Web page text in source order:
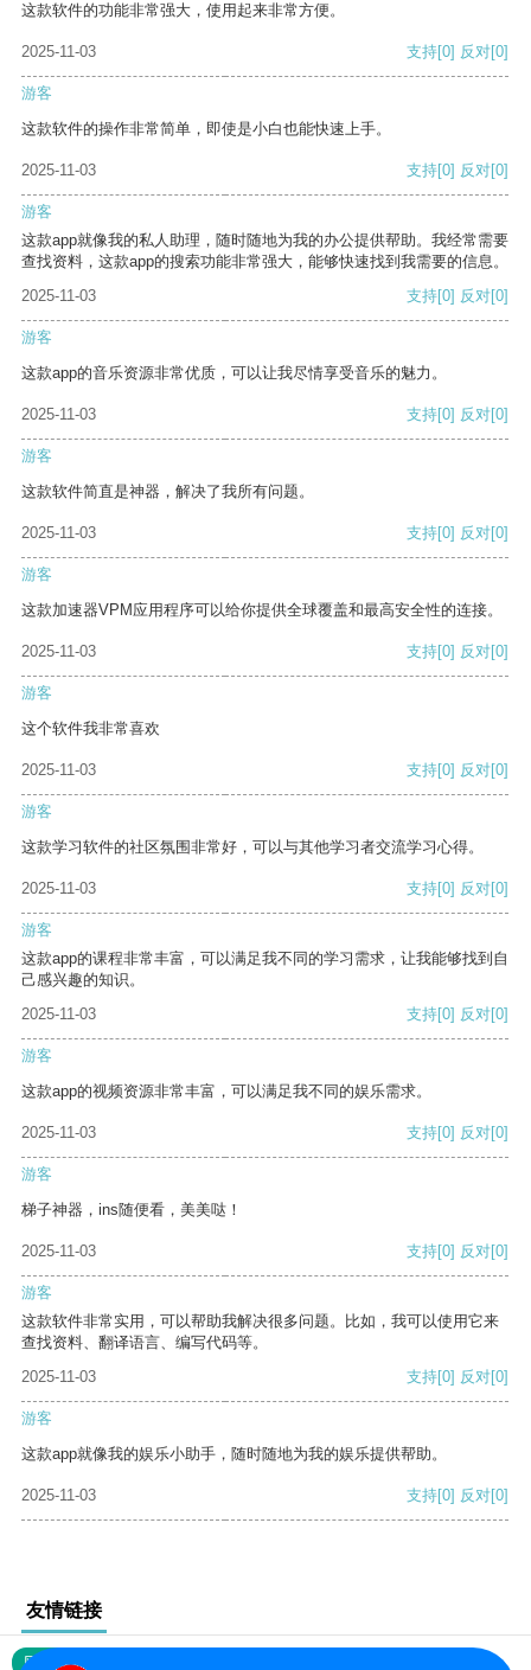
这款软件的功能非常强大，使用起来非常方便。
2025-11-03 支持[0] 反对[0]
游客
这款软件的操作非常简单，即使是小白也能快速上手。
2025-11-03 支持[0] 反对[0]
游客
这款app就像我的私人助理，随时随地为我的办公提供帮助。我经常需要
查找资料，这款app的搜索功能非常强大，能够快速找到我需要的信息。
2025-11-03
支持[0] 反对[0]
游客
这款app的音乐资源非常优质，可以让我尽情享受音乐的魅力。
2025-11-03 支持[0] 反对[0]
游客
这款软件简直是神器，解决了我所有问题。
2025-11-03 支持[0] 反对[0]
游客
这款加速器VPM应用程序可以给你提供全球覆盖和最高安全性的连接。
2025-11-03 支持[0] 反对[0]
游客
这个软件我非常喜欢
2025-11-03 支持[0] 反对[0]
游客
这款学习软件的社区氛围非常好，可以与其他学习者交流学习心得。
2025-11-03 支持[0] 反对[0]
游客
这款app的课程非常丰富，可以满足我不同的学习需求，让我能够找到自
己感兴趣的知识。
2025-11-03
支持[0] 反对[0]
游客
这款app的视频资源非常丰富，可以满足我不同的娱乐需求。
2025-11-03 支持[0] 反对[0]
游客
梯子神器，ins随便看，美美哒！
2025-11-03 支持[0] 反对[0]
游客
这款软件非常实用，可以帮助我解决很多问题。比如，我可以使用它来
查找资料、翻译语言、编写代码等。
2025-11-03
支持[0] 反对[0]
游客
这款app就像我的娱乐小助手，随时随地为我的娱乐提供帮助。
2025-11-03 支持[0] 反对[0]
友情链接
网站地图